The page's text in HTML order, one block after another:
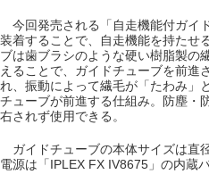
今回発売される「自走機能付ガイ
装着することで、自走機能を持たせ
ブは歯ブラシのような硬い樹脂製の
えることで、ガイドチューブを前進
れ、振動によって繊毛が「たわみ」
チューブが前進する仕組み。防塵・
右されず使用できる。
ガイドチューブの本体サイズは直
電源は「IPLEX FX IV8675」の内蔵